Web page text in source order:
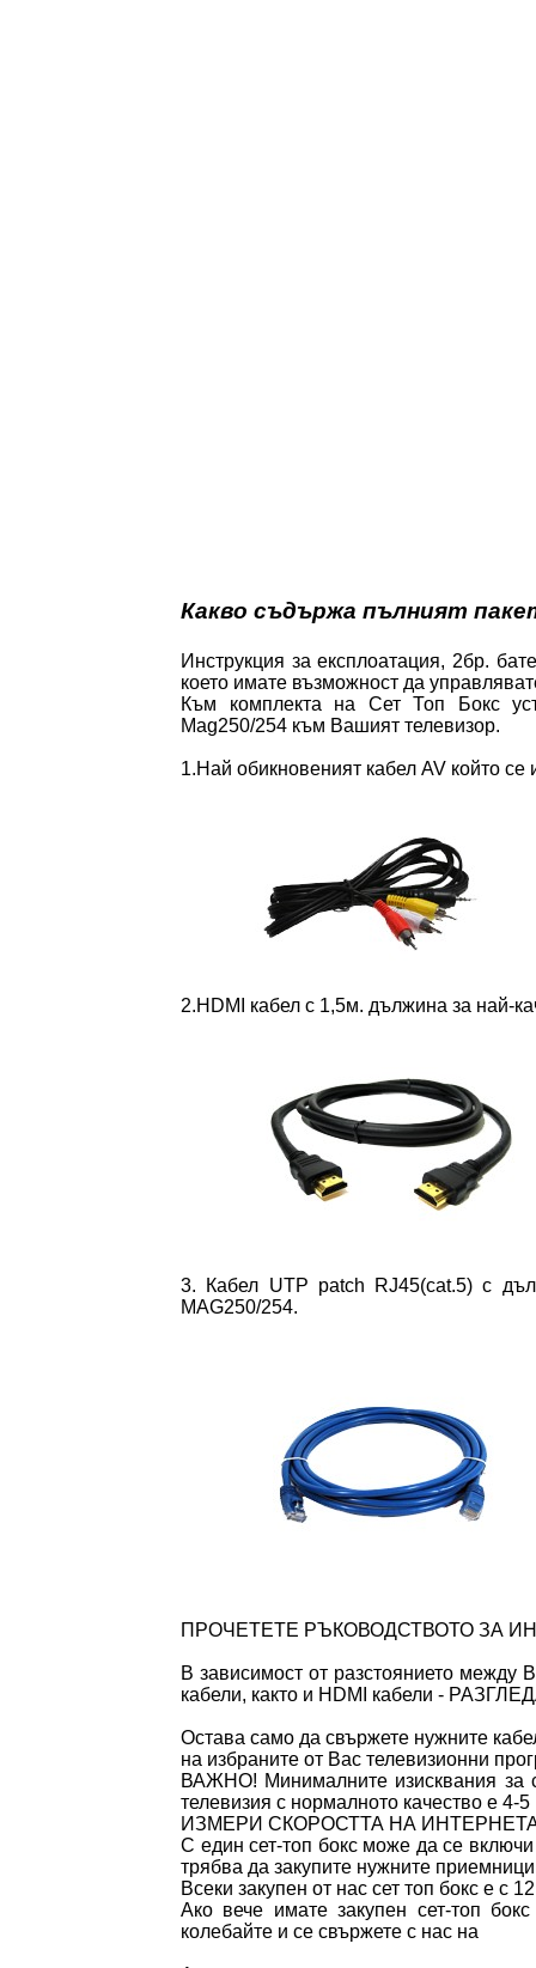
Какво съдържа пълният
Инструкция за експлоатация, 2бр.
което имате възможност да
Към комплекта на Сет Топ Бокс
Mag250/254 към Вашият телевизор.
1.Най обикновеният кабел AV който
2.HDMI кабел с 1,5м. дължина за най-
3. Кабел UTP patch RJ45(cat.5) с
MAG250/254.
ПРОЧЕТЕТЕ РЪКОВОДСТВОТО ЗА
В зависимост от разстоянието между
кабели, както и HDMI кабели -
Остава само да свържете нужните
на избраните от Вас телевизионни
ВАЖНО! Минималните изисквания за
телевизия с нормалното качество е
ИЗМЕРИ СКОРОСТТА НА
С един сет-топ бокс може да се
трябва да закупите нужните
Всеки закупен от нас сет топ бокс е с
Ако вече имате закупен сет-топ
колебайте и се свържете с нас на